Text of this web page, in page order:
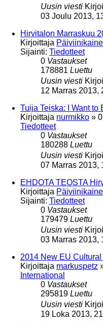
Uusin viesti
03 Joulu 2013,
Hirvitalon Marraskuu
Kirjoittaja
Sijainti: Tiedotteet
0 Vastaukset
178881 Luettu
Uusin viesti
12 Marras 2013,
Tuija Teiska: I Want to
Kirjoittaja nurmikko »
Tiedotteet
0 Vastaukset
180288 Luettu
Uusin viesti
07 Marras 2013,
EHDOTA TEOSTA
Kirjoittaja
Sijainti: Tiedotteet
0 Vastaukset
179479 Luettu
Uusin viesti
03 Marras 2013,
2014 New EU
Kirjoittaja markuspetz
International
0 Vastaukset
295819 Luettu
Uusin viesti
19 Loka 2013,